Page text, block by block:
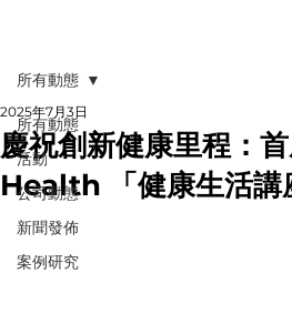
所有動態
活動
公司動態
新聞發佈
案例研究
所有動態
慶祝創新健康里程：
Health 「健康生活講
2025年7月3日